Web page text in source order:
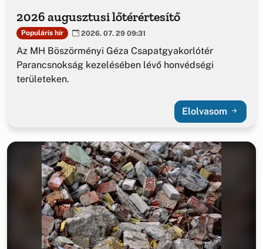
2026 augusztusi lőtérértesítő
Populáris hír 2026. 07. 29 09:31
Az MH Böszörményi Géza Csapatgyakorlótér
Parancsnokság kezelésében lévő honvédségi
területeken.
Elolvasom